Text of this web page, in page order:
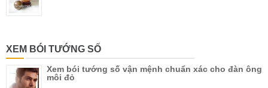
XEM BÓI TƯỚNG SỐ
Xem bói tướng số vận mệnh chuẩn xác cho đàn ông
môi đỏ